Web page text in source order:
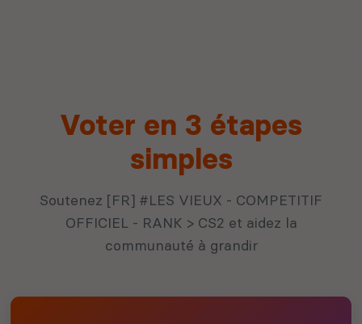
Voter en 3 étapes
simples
Soutenez [FR] #LES VIEUX - COMPETITIF
OFFICIEL - RANK > CS2 et aidez la
communauté à grandir